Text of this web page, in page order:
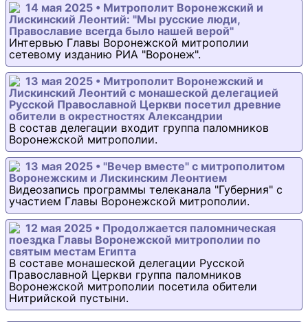
14 мая 2025 • Митрополит Воронежский и
Лискинский Леонтий: "Мы русские люди,
Православие всегда было нашей верой"
Интервью Главы Воронежской митрополии
сетевому изданию РИА "Воронеж".
13 мая 2025 • Митрополит Воронежский и
Лискинский Леонтий с монашеской делегацией
Русской Православной Церкви посетил древние
обители в окрестностях Александрии
В состав делегации входит группа паломников
Воронежской митрополии.
13 мая 2025 • "Вечер вместе" с митрополитом
Воронежским и Лискинским Леонтием
Видеозапись программы телеканала "Губерния" с
участием Главы Воронежской митрополии.
12 мая 2025 • Продолжается паломническая
поездка Главы Воронежской митрополии по
святым местам Египта
В составе монашеской делегации Русской
Православной Церкви группа паломников
Воронежской митрополии посетила обители
Нитрийской пустыни.